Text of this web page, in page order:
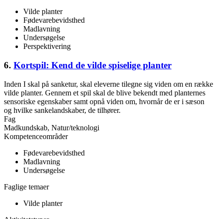
Vilde planter
Fødevarebevidsthed
Madlavning
Undersøgelse
Perspektivering
6. Kortspil: Kend de vilde spiselige planter
Inden I skal på sanketur, skal eleverne tilegne sig viden om en række
vilde planter. Gennem et spil skal de blive bekendt med planternes
sensoriske egenskaber samt opnå viden om, hvornår de er i sæson
og hvilke sankelandskaber, de tilhører.
Fag
Madkundskab, Natur/teknologi
Kompetenceområder
Fødevarebevidsthed
Madlavning
Undersøgelse
Faglige temaer
Vilde planter